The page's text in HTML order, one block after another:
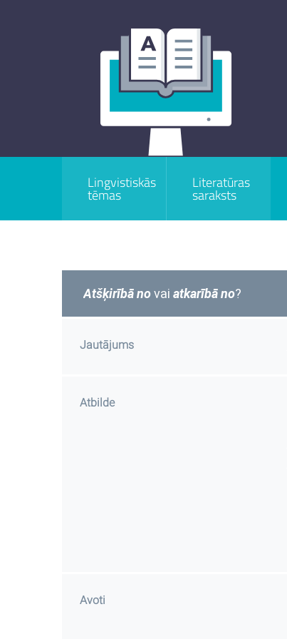
Lingvistiskās
tēmas
Literatūras
saraksts
Atšķirībā novai atkarībā no?
Jautājums
Atbilde
Avoti